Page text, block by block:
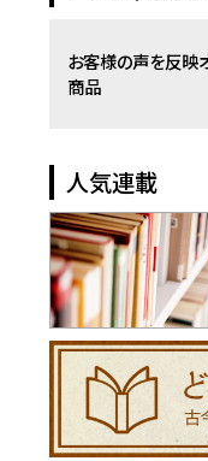
お客様の声を反映
商品
人気連載